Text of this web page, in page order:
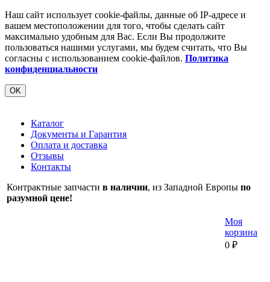
Наш сайт использует cookie-файлы, данные об IP-адресе и
вашем местоположении для того, чтобы сделать сайт
максимально удобным для Вас. Если Вы продолжите
пользоваться нашими услугами, мы будем считать, что Вы
согласны с использованием cookie-файлов. Политика
конфиденциальности
OK
Каталог
Документы и Гарантия
Оплата и доставка
Отзывы
Контакты
Контрактные запчасти в наличии, из Западной Европы по
разумной цене!
Моя
корзина
0 ₽